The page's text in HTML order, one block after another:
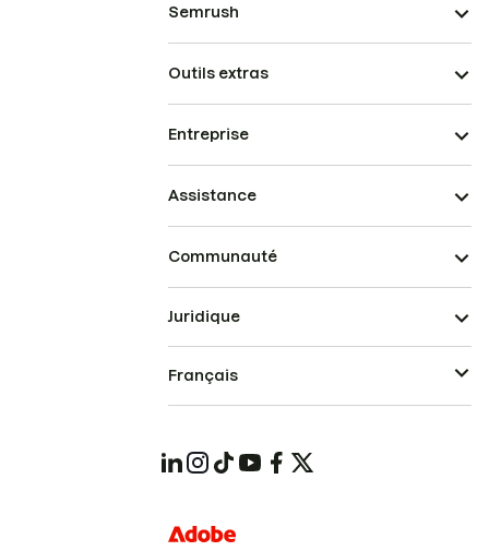
Semrush
Outils extras
Entreprise
Assistance
Communauté
Juridique
Français